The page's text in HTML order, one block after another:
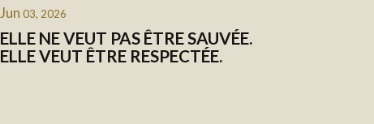
Jun 03, 2026
ELLE NE VEUT PAS ÊTRE SAUVÉE.
ELLE VEUT ÊTRE RESPECTÉE.